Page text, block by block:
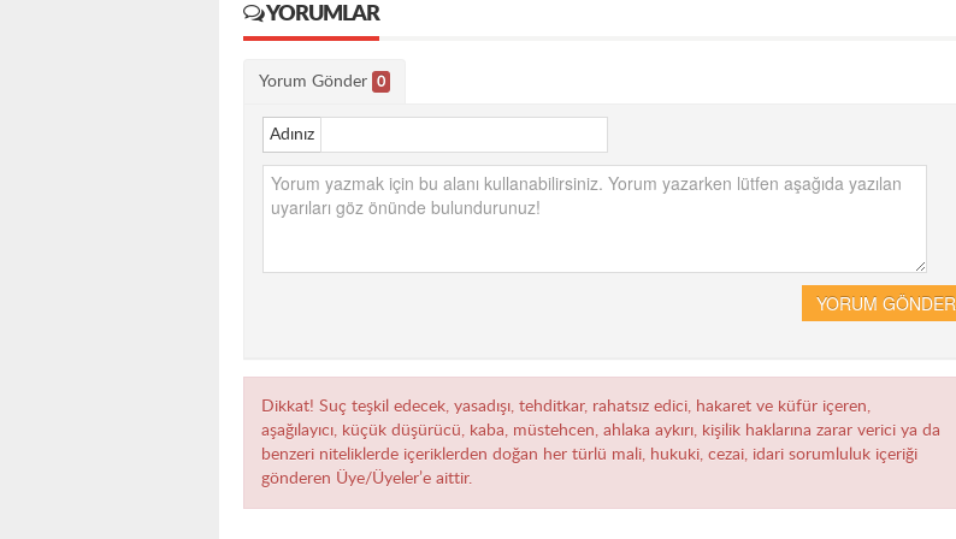
YORUMLAR
Yorum Gönder 0
Adınız
YORUM GÖNDER
Dikkat! Suç teşkil edecek, yasadışı, tehditkar, rahatsız edici, hakaret ve küfür içeren,
aşağılayıcı, küçük düşürücü, kaba, müstehcen, ahlaka aykırı, kişilik haklarına zarar verici ya da
benzeri niteliklerde içeriklerden doğan her türlü mali, hukuki, cezai, idari sorumluluk içeriği
gönderen Üye/Üyeler’e aittir.